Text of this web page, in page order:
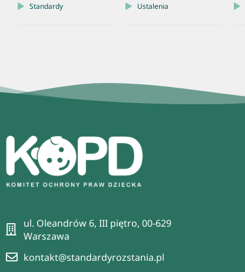
Standardy Ustalenia
ul. Oleandrów 6, III piętro, 00-629
Warszawa
kontakt@standardyrozstania.pl